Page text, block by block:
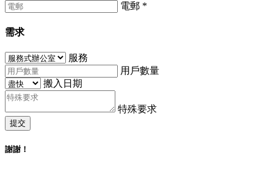
電郵 *
需求
服務
用戶數量
搬入日期
特殊要求
提交
謝謝！